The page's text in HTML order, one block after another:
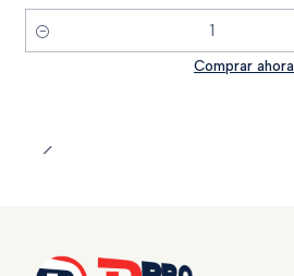
Cantidad
Comprar ahora